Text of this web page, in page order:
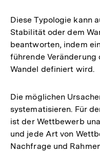
Diese Typologie kann
Stabilität oder dem
beantworten, indem
führende
Wandel definiert wird.
Die möglichen
systematisieren. Für
ist der Wettbewerb
und jede Art von
Nachfrage und